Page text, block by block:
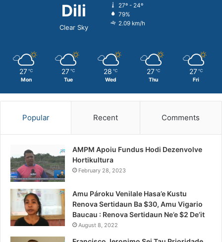
Dili
Clear Sky
27º - 24º
79%
2.09 km/h
27 ℃
Mon
27 ℃
Tue
28 ℃
Wed
27 ℃
Thu
27 ℃
Fri
Popular Recent Comments
AMPM Apoiu Fundus Hodi Dezenvolve
Hortikultura
February 28, 2023
Amu Pároku Venilale Hasa’e Kustu
Renova Sertidaun Ba $30, Amu Vigario
Baucau : Renova Sertidaun Ne’e $2 De’it
August 8, 2022